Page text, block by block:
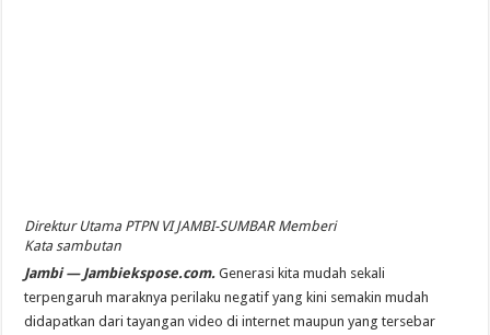
Direktur Utama PTPN VI JAMBI-SUMBAR Memberi
Kata sambutan
Jambi — Jambiekspose.com. Generasi kita mudah sekali
terpengaruh maraknya perilaku negatif yang kini semakin mudah
didapatkan dari tayangan video di internet maupun yang tersebar